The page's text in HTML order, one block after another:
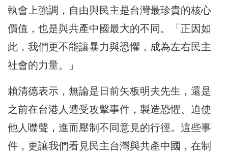
執會上強調，自由與民主是台灣最珍貴的核心
價值，也是與共產中國最大的不同。「正因如
此，我們更不能讓暴力與恐懼，成為左右民主
社會的力量。」
賴清德表示，無論是日前矢板明夫先生，還是
之前在台港人遭受攻擊事件，製造恐懼、迫使
他人噤聲，進而壓制不同意見的行徑。這些事
件，更讓我們看見民主台灣與共產中國，在制